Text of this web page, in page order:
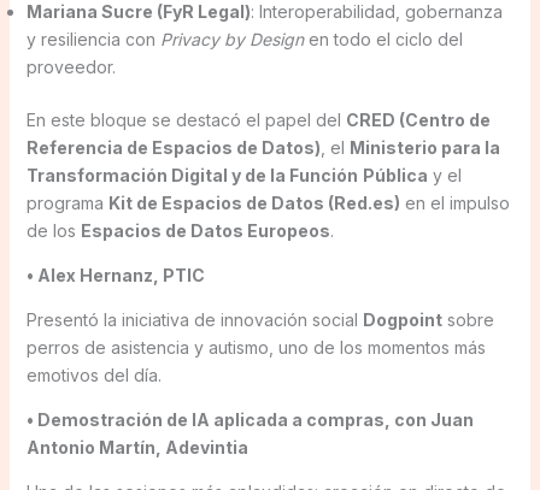
Mariana Sucre (FyR Legal): Interoperabilidad, gobernanza
y resiliencia con Privacy by Designen todo el ciclo del
proveedor.
En este bloque se destacó el papel del CRED (Centro de
Referencia de Espacios de Datos) , el Ministerio para la
Transformación Digital y de la Función Pública y el
programa Kit de Espacios de Datos (Red.es) en el impulso
de los Espacios de Datos Europeos.
• Alex Hernanz, PTIC
Presentó la iniciativa de innovación social Dogpointsobre
perros de asistencia y autismo, uno de los momentos más
emotivos del día.
• Demostración de IA aplicada a compras, con Juan
Antonio Martín, Adevintia